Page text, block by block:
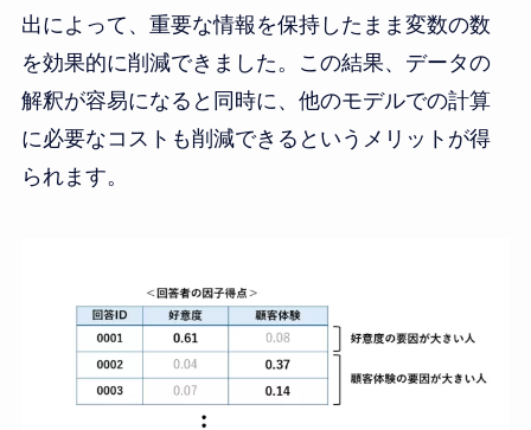
出によって、重要な情報を保持したまま変数の数
を効果的に削減できました。この結果、データの
解釈が容易になると同時に、他のモデルでの計算
に必要なコストも削減できるというメリットが得
られます。